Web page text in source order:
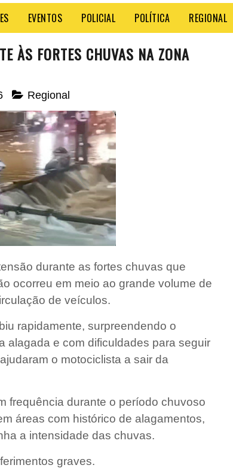
EVENTOS POLICIAL POLÍTICA REGIONAL
ÀS FORTES CHUVAS NA ZONA
Regional
durante as fortes chuvas que
ocorreu em meio ao grande volume de
de veículos.
rapidamente, surpreendendo o
alagada e com dificuldades para seguir
o motociclista a sair da
frequência durante o período chuvoso
áreas com histórico de alagamentos,
a intensidade das chuvas.
graves.